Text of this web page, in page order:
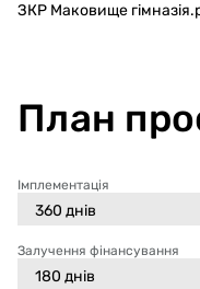
ЗКР Маковище
План
Імплементація
360 днів
Залучення фінансування
180 днів